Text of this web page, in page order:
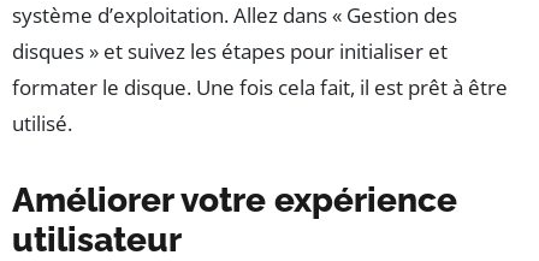
système d’exploitation. Allez dans « Gestion des
disques » et suivez les étapes pour initialiser et
formater le disque. Une fois cela fait, il est prêt à être
utilisé.
Améliorer votre expérience
utilisateur